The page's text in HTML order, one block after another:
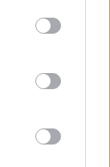
may click to
tags to
below Google
gyengébbek
nem rágják
jobb